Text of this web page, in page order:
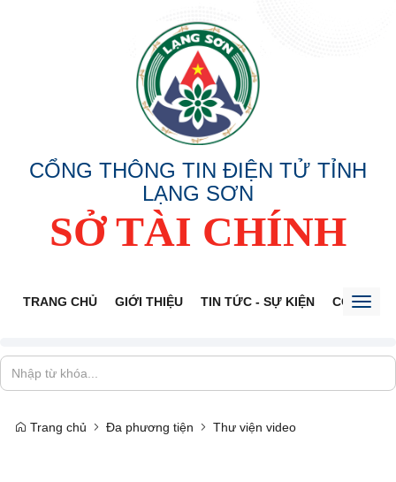
CỔNG THÔNG TIN ĐIỆN TỬ TỈNH
LẠNG SƠN
SỞ TÀI CHÍNH
TRANG CHỦ GIỚI THIỆU TIN TỨC - SỰ KIỆN CÔNG
Trang chủ Đa phương tiện Thư viện video